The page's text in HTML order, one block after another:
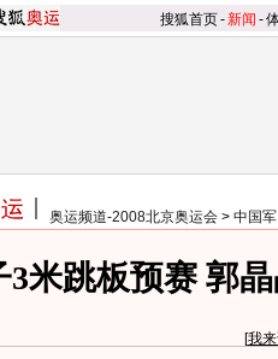
搜狐首页-新闻 -
奥运频道-2008北京奥运会 > 中国
3米跳板预赛 郭
[我